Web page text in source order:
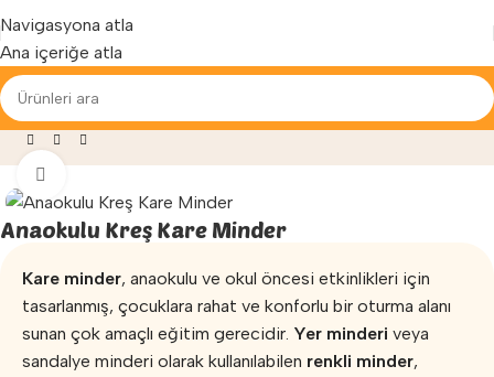
Navigasyona atla
Ana içeriğe atla
Yenilenen arayüzümüz ile hizmetinizdeyiz...
Egzersiz»
Anaokulu Kreş Kare Minder
Kare minder, anaokulu ve okul öncesi etkinlikleri için
tasarlanmış, çocuklara rahat ve konforlu bir oturma alanı
sunan çok amaçlı eğitim gerecidir. Yer minderi veya
sandalye minderi olarak kullanılabilen renkli minder,